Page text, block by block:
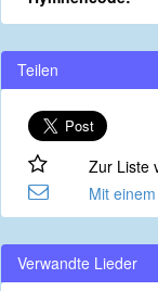
Teilen
Zur Liste
Mit
Verwandte Lieder